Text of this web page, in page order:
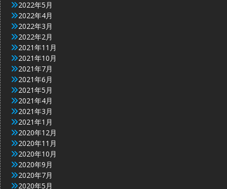
2022年5月
2022年4月
2022年3月
2022年2月
2021年11月
2021年10月
2021年7月
2021年6月
2021年5月
2021年4月
2021年3月
2021年1月
2020年12月
2020年11月
2020年10月
2020年9月
2020年7月
2020年5月